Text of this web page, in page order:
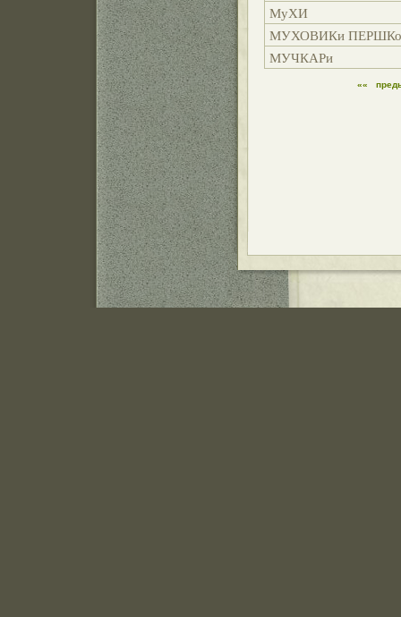
МуХИ
МУХОВИКи
МУЧКАРи
««